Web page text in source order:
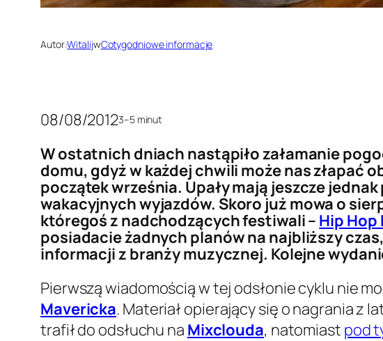
Autor:WitalijwCotygodniowe informacje
08/08/20123–5 minut
W ostatnich dniach nastąpiło załamanie
domu, gdyż w każdej chwili może nas złapać
początek września. Upały mają jeszcze
wakacyjnych wyjazdów. Skoro już mowa o
któregoś z nadchodzących festiwali – Hip Hop
posiadacie żadnych planów na najbliższy
informacji z branży muzycznej. Kolejne
Pierwszą wiadomością w tej odsłonie cyklu nie
Mavericka. Materiał opierający się o nagrania z
trafił do odsłuchu na Mixclouda, natomiast pod